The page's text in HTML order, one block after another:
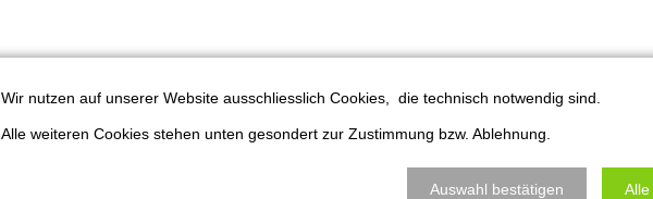
Wir nutzen auf unserer Website ausschliesslich Cookies, die technisch notwendig sind.
Alle weiteren Cookies stehen unten gesondert zur Zustimmung bzw. Ablehnung.
Auswahl bestätigen